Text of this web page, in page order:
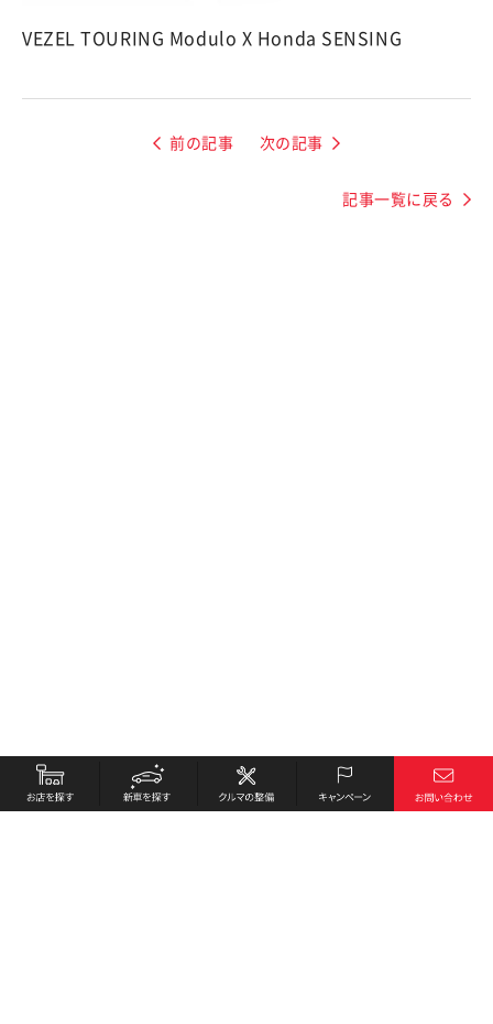
VEZEL TOURING Modulo X Honda SENSING
前の記事 次の記事
記事一覧に戻る